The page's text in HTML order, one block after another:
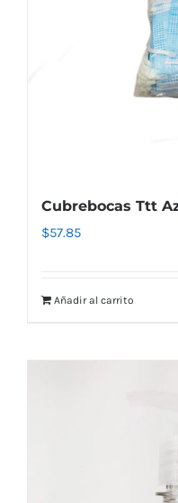
Cubrebocas Ttt
$57.85
Añadir al carrito